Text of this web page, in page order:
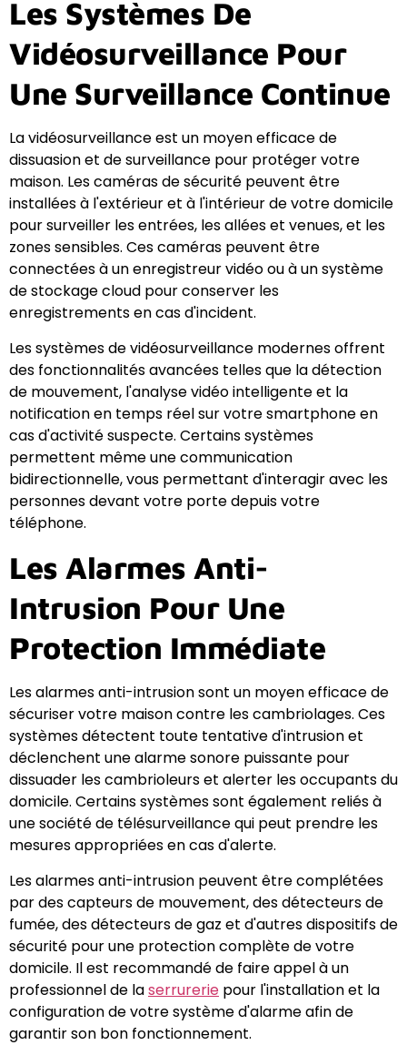
Les Systèmes De
Vidéosurveillance Pour
Une Surveillance Continue
La vidéosurveillance est un moyen efficace de
dissuasion et de surveillance pour protéger votre
maison. Les caméras de sécurité peuvent être
installées à l'extérieur et à l'intérieur de votre domicile
pour surveiller les entrées, les allées et venues, et les
zones sensibles. Ces caméras peuvent être
connectées à un enregistreur vidéo ou à un système
de stockage cloud pour conserver les
enregistrements en cas d'incident.
Les systèmes de vidéosurveillance modernes offrent
des fonctionnalités avancées telles que la détection
de mouvement, l'analyse vidéo intelligente et la
notification en temps réel sur votre smartphone en
cas d'activité suspecte. Certains systèmes
permettent même une communication
bidirectionnelle, vous permettant d'interagir avec les
personnes devant votre porte depuis votre
téléphone.
Les Alarmes Anti-
Intrusion Pour Une
Protection Immédiate
Les alarmes anti-intrusion sont un moyen efficace de
sécuriser votre maison contre les cambriolages. Ces
systèmes détectent toute tentative d'intrusion et
déclenchent une alarme sonore puissante pour
dissuader les cambrioleurs et alerter les occupants du
domicile. Certains systèmes sont également reliés à
une société de télésurveillance qui peut prendre les
mesures appropriées en cas d'alerte.
Les alarmes anti-intrusion peuvent être complétées
par des capteurs de mouvement, des détecteurs de
fumée, des détecteurs de gaz et d'autres dispositifs de
sécurité pour une protection complète de votre
domicile. Il est recommandé de faire appel à un
professionnel de laserrurerie pour l'installation et la
configuration de votre système d'alarme afin de
garantir son bon fonctionnement.